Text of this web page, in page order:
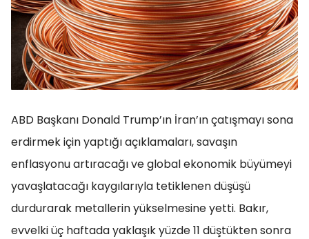
ABD Başkanı Donald Trump’ın İran’ın çatışmayı sona
erdirmek için yaptığı açıklamaları, savaşın
enflasyonu artıracağı ve global ekonomik büyümeyi
yavaşlatacağı kaygılarıyla tetiklenen düşüşü
durdurarak metallerin yükselmesine yetti. Bakır,
evvelki üç haftada yaklaşık yüzde 11 düştükten sonra